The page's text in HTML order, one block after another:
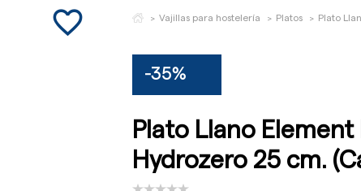
favorite_border Vajillas para hostelería Platos Plato
-35%
Plato Llano Element
Hydrozero 25 cm.